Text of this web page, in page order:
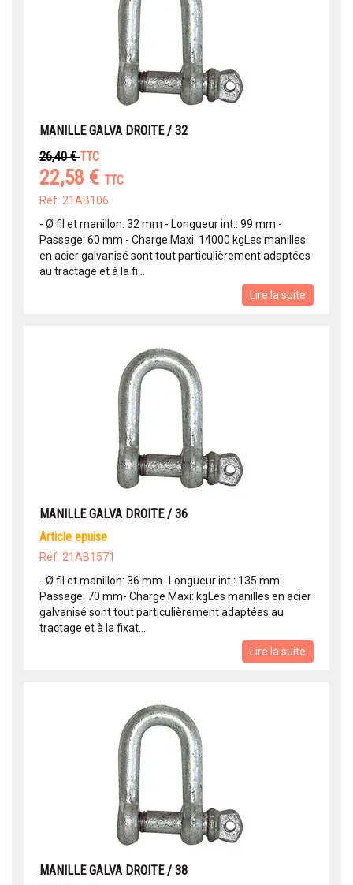
MANILLE GALVA DROITE / 32
26,40 €TTC
22,58 € TTC
Réf: 21AB106
- Ø fil et manillon: 32 mm - Longueur int.: 99 mm -
Passage: 60 mm - Charge Maxi: 14000 kgLes manilles
en acier galvanisé sont tout particulièrement adaptées
au tractage et à la fi...
Lire la suite
MANILLE GALVA DROITE / 36
article epuise
Réf: 21AB1571
- Ø fil et manillon: 36 mm- Longueur int.: 135 mm-
Passage: 70 mm- Charge Maxi: kgLes manilles en acier
galvanisé sont tout particulièrement adaptées au
tractage et à la fixat...
Lire la suite
MANILLE GALVA DROITE / 38